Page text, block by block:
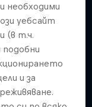
events
необходими
уебсайт
(в т.ч.
и за